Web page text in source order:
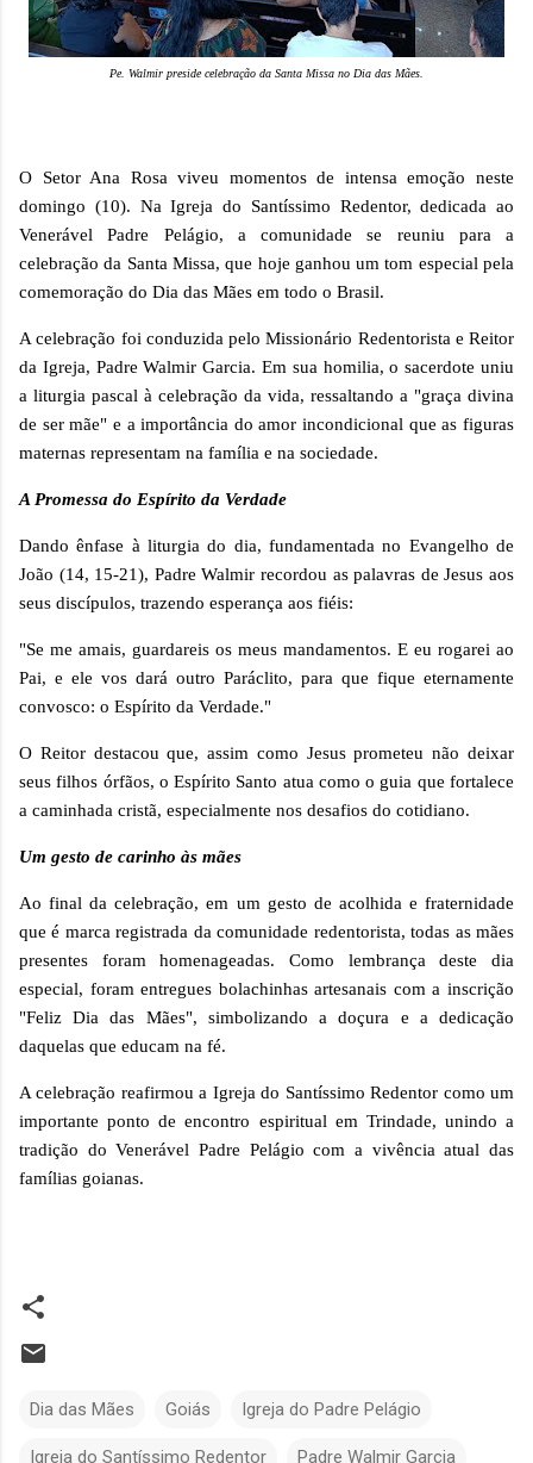
Pe. Walmir preside celebração da Santa Missa no Dia das Mães.
O Setor Ana Rosa viveu momentos de intensa emoção neste
domingo (10). Na Igreja do Santíssimo Redentor, dedicada ao
Venerável Padre Pelágio, a comunidade se reuniu para a
celebração da Santa Missa, que hoje ganhou um tom especial pela
comemoração do Dia das Mães em todo o Brasil.
A celebração foi conduzida pelo Missionário Redentorista e Reitor
da Igreja, Padre Walmir Garcia. Em sua homilia, o sacerdote uniu
a liturgia pascal à celebração da vida, ressaltando a "graça divina
de ser mãe" e a importância do amor incondicional que as figuras
maternas representam na família e na sociedade.
A Promessa do Espírito da Verdade
Dando ênfase à liturgia do dia, fundamentada no Evangelho de
João (14, 15-21), Padre Walmir recordou as palavras de Jesus aos
seus discípulos, trazendo esperança aos fiéis:
"Se me amais, guardareis os meus mandamentos. E eu rogarei ao
Pai, e ele vos dará outro Paráclito, para que fique eternamente
convosco: o Espírito da Verdade."
O Reitor destacou que, assim como Jesus prometeu não deixar
seus filhos órfãos, o Espírito Santo atua como o guia que fortalece
a caminhada cristã, especialmente nos desafios do cotidiano.
Um gesto de carinho às mães
Ao final da celebração, em um gesto de acolhida e fraternidade
que é marca registrada da comunidade redentorista, todas as mães
presentes foram homenageadas. Como lembrança deste dia
especial, foram entregues bolachinhas artesanais com a inscrição
"Feliz Dia das Mães", simbolizando a doçura e a dedicação
daquelas que educam na fé.
A celebração reafirmou a Igreja do Santíssimo Redentor como um
importante ponto de encontro espiritual em Trindade, unindo a
tradição do Venerável Padre Pelágio com a vivência atual das
famílias goianas.
Dia das Mães Goiás Igreja do Padre Pelágio
Igreja do Santíssimo Redentor Padre Walmir Garcia